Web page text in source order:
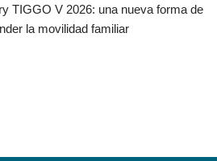
TIGGO V 2026: una nueva forma de
la movilidad familiar